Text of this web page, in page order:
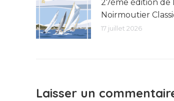
27ème édition de
Noirmoutier
17 juillet 2026
Laisser un